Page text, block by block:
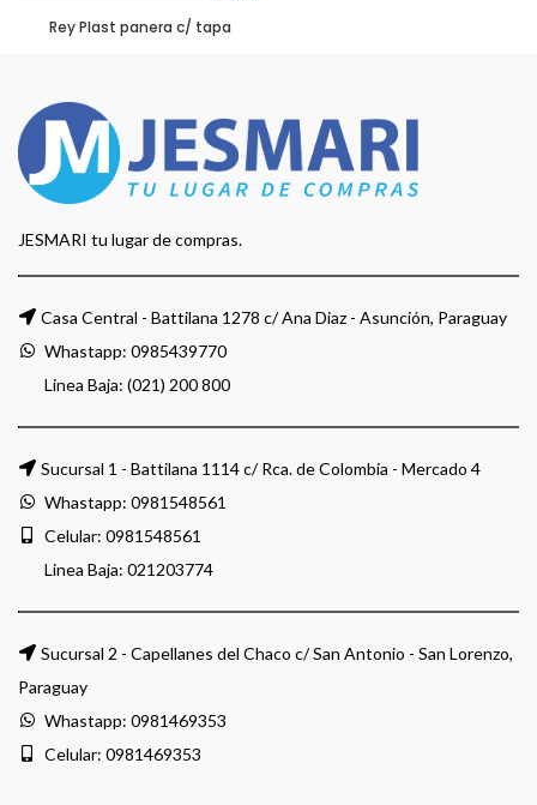
Rey Plast panera c/ tapa
JESMARI tu lugar de compras.
Casa Central - Battilana 1278 c/ Ana Diaz - Asunción, Paraguay
Whastapp: 0985439770
Linea Baja: (021) 200 800
Sucursal 1 - Battilana 1114 c/ Rca. de Colombia - Mercado 4
Whastapp: 0981548561
Celular: 0981548561
Linea Baja: 021203774
Sucursal 2 - Capellanes del Chaco c/ San Antonio - San Lorenzo,
Paraguay
Whastapp: 0981469353
Celular: 0981469353